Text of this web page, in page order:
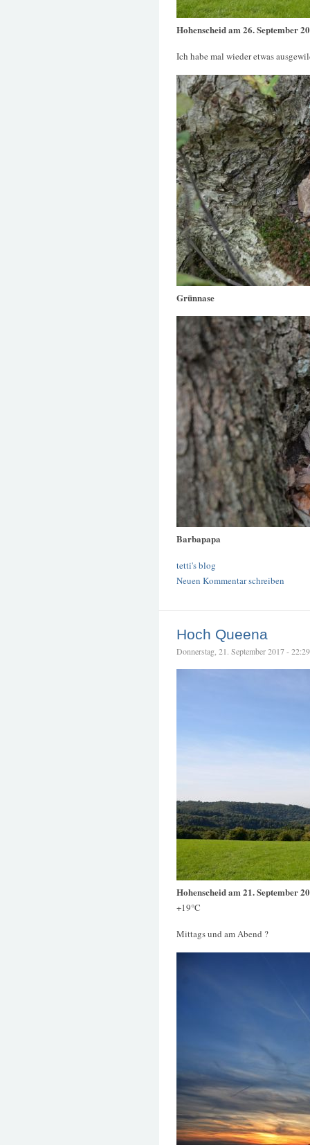
Hohenscheid am 26. September
Ich habe mal wieder etwas
Grünnase
Barbapapa
tetti's blog
Neuen Kommentar schreiben
Hoch Queena
Donnerstag, 21. September 2017 -
Hohenscheid am 21. September
+19°C
Mittags und am Abend ?